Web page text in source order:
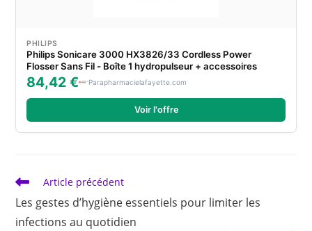
PHILIPS
Philips Sonicare 3000 HX3826/33 Cordless Power
Flosser Sans Fil - Boîte 1 hydropulseur + accessoires
84,42 € Parapharmacielafayette.com
Voir l'offre
Read
articles
Article précédent
Les gestes d’hygiène essentiels pour limiter les
infections au quotidien